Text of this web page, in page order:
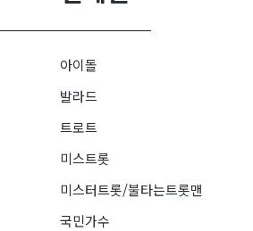
아이돌
발라드
트로트
미스트롯
미스터트롯/불타는트롯맨
국민가수